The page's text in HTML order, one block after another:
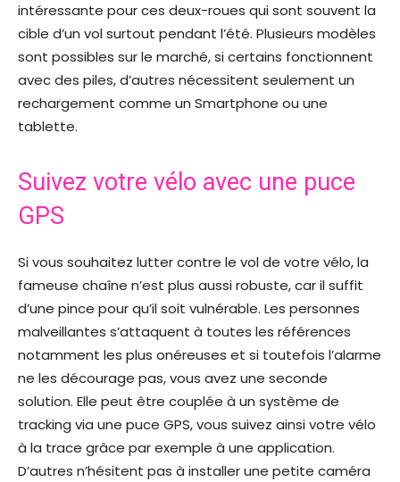
intéressante pour ces deux-roues qui sont souvent la
cible d’un vol surtout pendant l’été. Plusieurs modèles
sont possibles sur le marché, si certains fonctionnent
avec des piles, d’autres nécessitent seulement un
rechargement comme un Smartphone ou une
tablette.
Suivez votre vélo avec une puce
GPS
Si vous souhaitez lutter contre le vol de votre vélo, la
fameuse chaîne n’est plus aussi robuste, car il suffit
d’une pince pour qu’il soit vulnérable. Les personnes
malveillantes s’attaquent à toutes les références
notamment les plus onéreuses et si toutefois l’alarme
ne les décourage pas, vous avez une seconde
solution. Elle peut être couplée à un système de
tracking via une puce GPS, vous suivez ainsi votre vélo
à la trace grâce par exemple à une application.
D’autres n’hésitent pas à installer une petite caméra